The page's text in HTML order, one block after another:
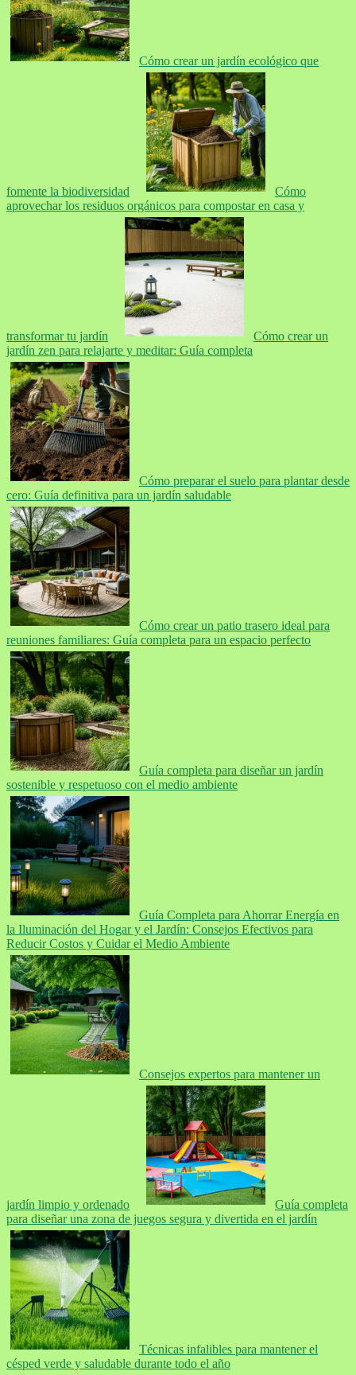
Cómo crear un jardín ecológico que
fomente la biodiversidad
Cómo
aprovechar los residuos orgánicos para compostar en casa y
transformar tu jardín
Cómo crear un
jardín zen para relajarte y meditar: Guía completa
Cómo preparar el suelo para plantar desde
cero: Guía definitiva para un jardín saludable
Cómo crear un patio trasero ideal para
reuniones familiares: Guía completa para un espacio perfecto
Guía completa para diseñar un jardín
sostenible y respetuoso con el medio ambiente
Guía Completa para Ahorrar Energía en
la Iluminación del Hogar y el Jardín: Consejos Efectivos para
Reducir Costos y Cuidar el Medio Ambiente
Consejos expertos para mantener un
jardín limpio y ordenado
Guía completa
para diseñar una zona de juegos segura y divertida en el jardín
Técnicas infalibles para mantener el
césped verde y saludable durante todo el año